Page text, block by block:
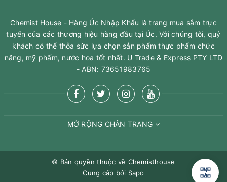
Chemist House - Hàng Úc Nhập Khẩu là trang mua sắm trực
tuyến của các thương hiệu hàng đầu tại Úc. Với chúng tôi, quý
khách có thể thỏa sức lựa chọn sản phẩm thực phẩm chức
năng, mỹ phấm, nước hoa tốt nhất. U Trade & Express PTY LTD
- ABN: 73651983765
MỞ RỘNG CHÂN TRANG
© Bản quyền thuộc về Chemisthouse
Cung cấp bởi Sapo